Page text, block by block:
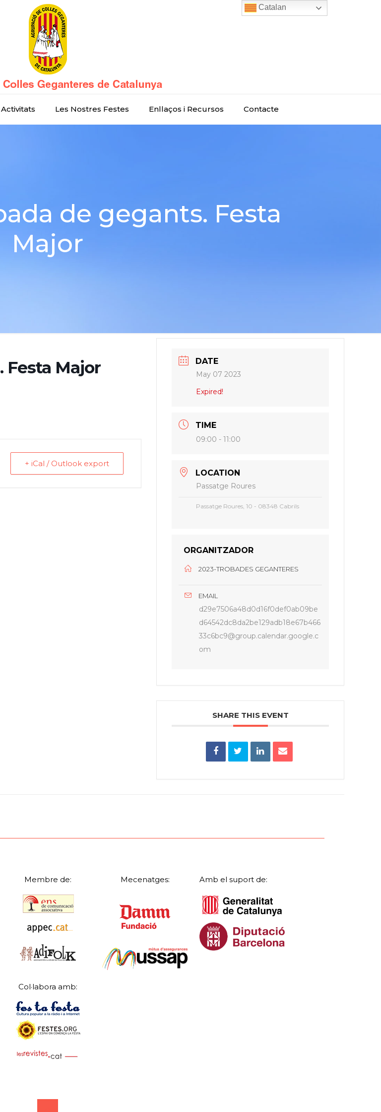
Activitats Les Nostres Festes Enllaços i Recursos Contacte
de gegants. Festa
Major
Festa Major
+ iCal / Outlook export
DATE
May 07 2023
Expired!
TIME
09:00 - 11:00
LOCATION
Passatge Roures
Passatge Roures, 10 - 08348 Cabrils
ORGANITZADOR
2023-TROBADES GEGANTERES
EMAIL
d29e7506a48d0d16f0def0ab09be
d64542dc8da2be129adb18e67b466
33c6bc9@group.calendar.google.c
om
SHARE THIS EVENT
Membre de:
Col·labora amb:
Mecenatges: Amb el suport de:
Catalan